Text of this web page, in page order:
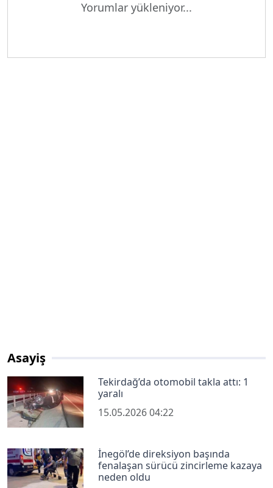
Yorumlar yükleniyor...
Asayiş
Tekirdağ’da otomobil takla attı: 1
yaralı
15.05.2026 04:22
İnegöl’de direksiyon başında
fenalaşan sürücü zincirleme kazaya
neden oldu